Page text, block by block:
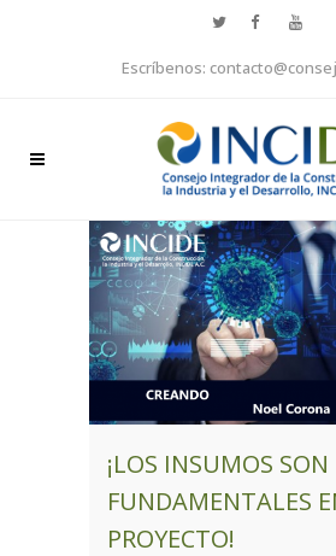
Escríbenos:
¡LOS INSUMOS SON
FUNDAMENTALES
PROYECTO!